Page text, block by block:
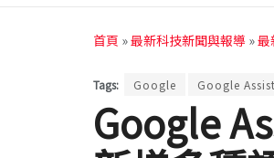
首頁 »最新科技新聞與報導 »最
Tags: Google Google
Google